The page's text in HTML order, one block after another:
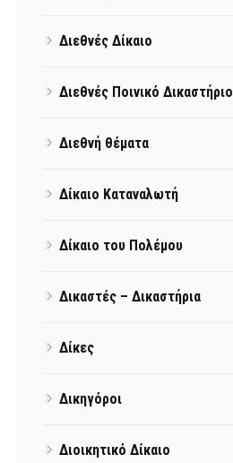
Διεθνές Δίκαιο
Διεθνές Ποινικό Δικαστήριο
Διεθνή θέματα
Δίκαιο Καταναλωτή
Δίκαιο του Πολέμου
Δικαστές – Δικαστήρια
Δίκες
Δικηγόροι
Διοικητικό Δίκαιο